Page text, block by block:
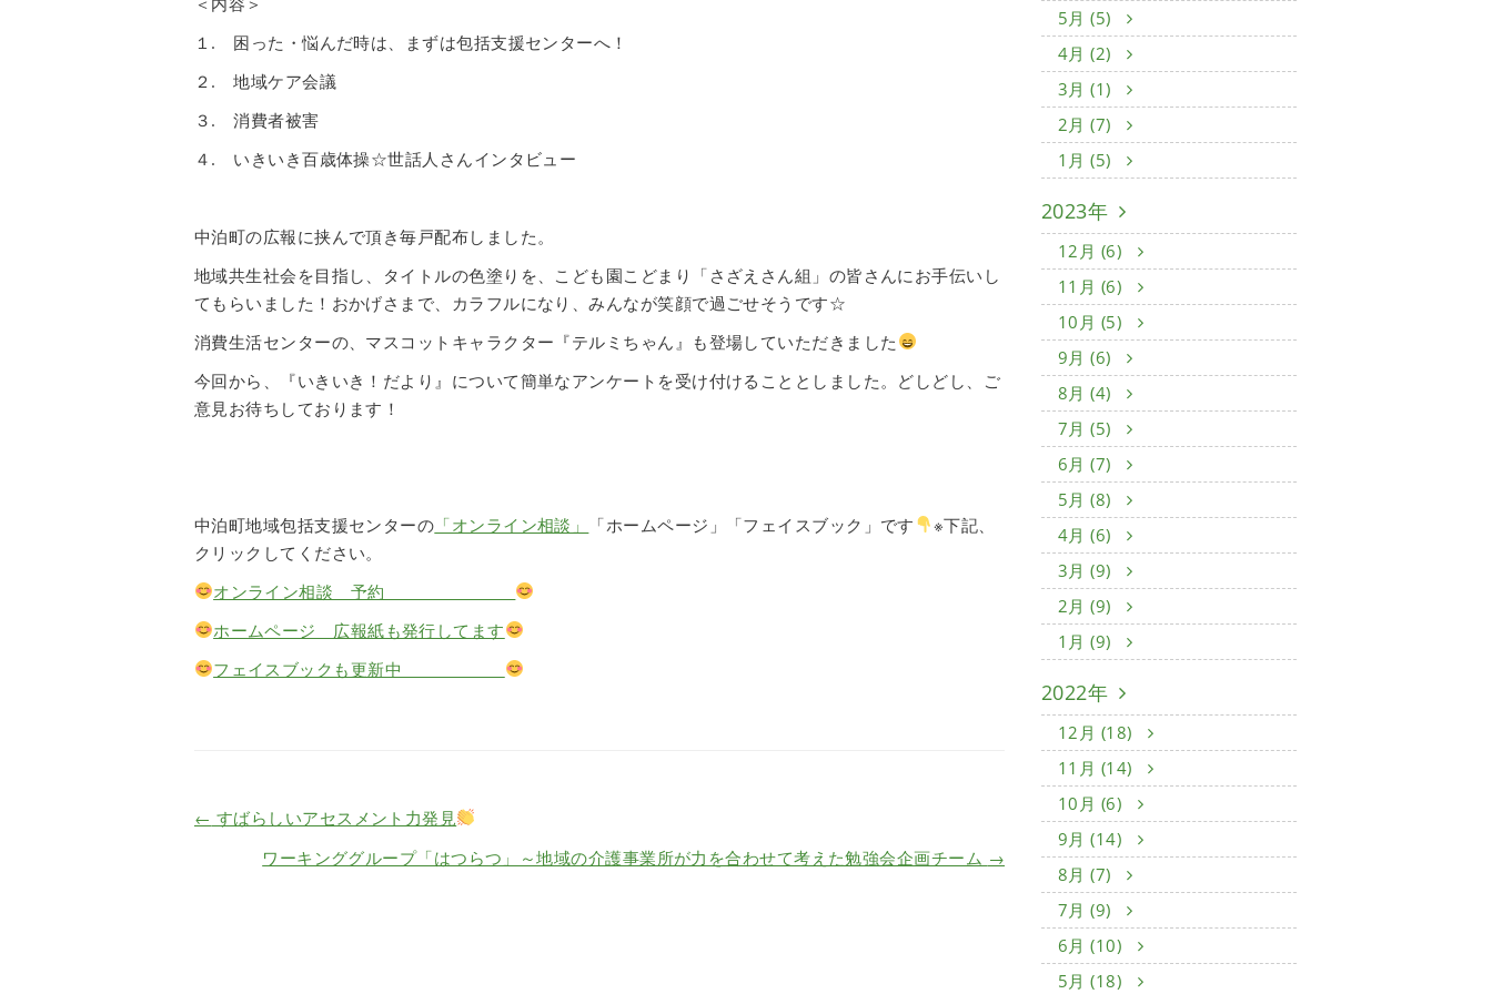
１. 困った・悩んだ時は、まずは包括支援センターへ！
２. 地域ケア会議
３. 消費者被害
４. いきいき百歳体操☆世話人さんインタビュー
中泊町の広報に挟んで頂き毎戸配布しました。
地域共生社会を目指し、タイトルの色塗りを、こども園こどまり「さざえさん組」の皆さんにお手伝いし
てもらいました！おかげさまで、カラフルになり、みんなが笑顔で過ごせそうです☆
消費生活センターの、マスコットキャラクター『テルミちゃん』も登場していただきました
今回から、『いきいき！だより』について簡単なアンケートを受け付けることとしました。どしどし、ご
意見お待ちしております！
中泊町地域包括支援センターの 「オンライン相談」 「ホームページ」「フェイスブック」です
※下記、
クリックしてください。
オンライン相談 予約
ホームページ 広報紙も発行してます
フェイスブックも更新中
← すばらしいアセスメント力発見
ワーキンググループ「はつらつ」～地域の介護事業所が力を合わせて考えた勉強会企画チーム →
5月 (5)
4月 (2)
3月 (1)
2月 (7)
1月 (5)
2023年
12月 (6)
11月 (6)
10月 (5)
9月 (6)
8月 (4)
7月 (5)
6月 (7)
5月 (8)
4月 (6)
3月 (9)
2月 (9)
1月 (9)
2022年
12月 (18)
11月 (14)
10月 (6)
9月 (14)
8月 (7)
7月 (9)
6月 (10)
5月 (18)